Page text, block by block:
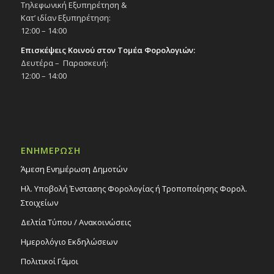
Τηλεφωνική Εξυπηρέτηση &
Κατ’ ιδίαν Εξυπηρέτηση:
12:00 – 14:00
Επισκέψεις Κοινού στον Τομέα Φορολογιών:
Δευτέρα – Παρασκευή:
12:00 – 14:00
ΕΝΗΜΕΡΩΣΗ
Άμεση Ενημέρωση Δημοτών
Ηλ. Υποβολή Ένστασης Φορολογίας ή Τροποποίησης Φορολ.
Στοιχείων
Δελτία Τύπου / Ανακοινώσεις
Ημερολόγιο Εκδηλώσεων
Πολιτικοί Γάμοι